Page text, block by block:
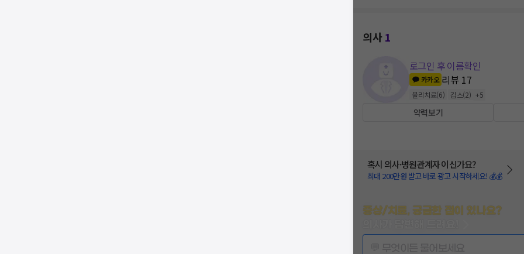
의사1
로그인 후 이름확인
카카오 리뷰 17
물리치료(6) 깁스(2) +5
약력보기
혹시 의사·병원관계자 이신가요?
최대 200만원 받고 바로 광고 시작하세요! 💰💰
증상/치료, 궁금한 점이 있나요?